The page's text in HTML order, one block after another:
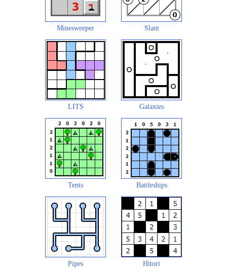
Minesweeper Slant
LITS Galaxies
Tents Battleships
Pipes Hitori